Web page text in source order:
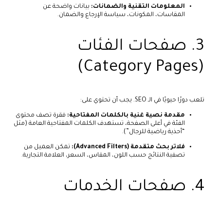
المعلومات التقنية والضمانات: بيانات واضحة عن
المقاسات، المكونات، سياسة الإرجاع والضمان.
3. صفحات الفئات
(Category Pages)
تلعب دورًا حيويًا في الـ SEO. يجب أن تحتوي على:
مقدمة نصية غنية بالكلمات المفتاحية: فقرة تصف محتوى
الفئة في أعلى الصفحة، تستهدف الكلمات المفتاحية العامة (مثل
“أحذية رياضية للرجال”).
فلاتر بحث متقدمة (Advanced Filters):
تمكن العميل من
تصفية النتائج حسب اللون، المقاس، السعر، العلامة التجارية.
4. صفحات الخدمات